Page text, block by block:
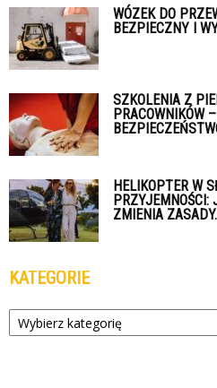
WÓZEK DO
BEZPIECZNY I
SZKOLENIA Z
PRACOWNIKÓW
HELIKOPTER W
PRZYJEMNOŚCI:
ZMIENIA
KATEGORIE
Kategorie